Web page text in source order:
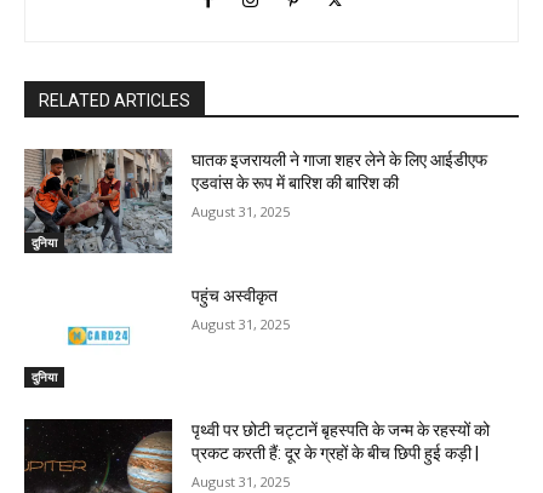
RELATED ARTICLES
दुनिया
घातक इजरायली ने गाजा शहर लेने के लिए आईडीएफ
एडवांस के रूप में बारिश की बारिश की
August 31, 2025
दुनिया
पहुंच अस्वीकृत
August 31, 2025
पृथ्वी पर छोटी चट्टानें बृहस्पति के जन्म के रहस्यों को
प्रकट करती हैं: दूर के ग्रहों के बीच छिपी हुई कड़ी |
August 31, 2025